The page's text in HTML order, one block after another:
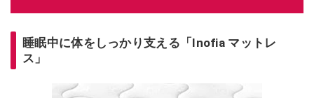
睡眠中に体をしっかり支える「Inofia マットレ
ス」